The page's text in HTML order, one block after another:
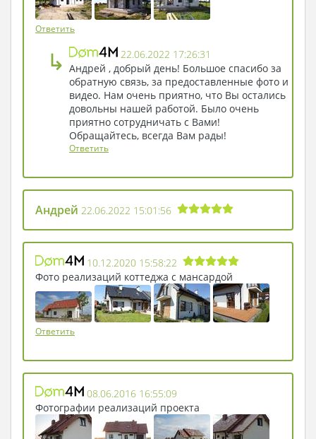
Ответить
↳
22.06.2022 17:26:31
Андрей , добрый день! Большое спасибо за
обратную связь, за предоставленные фото и
видео. Нам очень приятно, что Вы остались
довольны нашей работой. Было очень
приятно сотрудничать с Вами!
Обращайтесь, всегда Вам рады!
Ответить
Андрей 22.06.2022 15:01:56
10.12.2020 15:58:22
Фото реализаций коттеджа с мансардой
Ответить
08.06.2016 16:55:09
Фотографии реализаций проекта